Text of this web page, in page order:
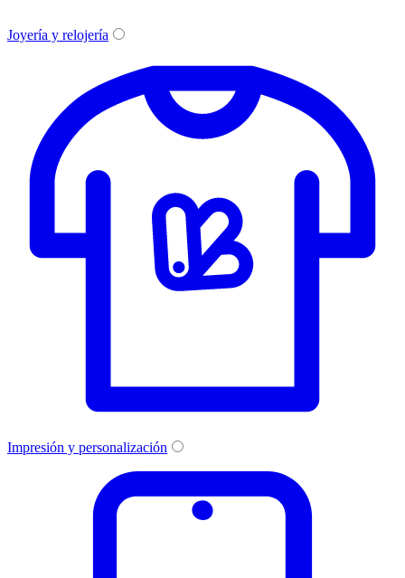
Joyería y relojería
Impresión y personalización